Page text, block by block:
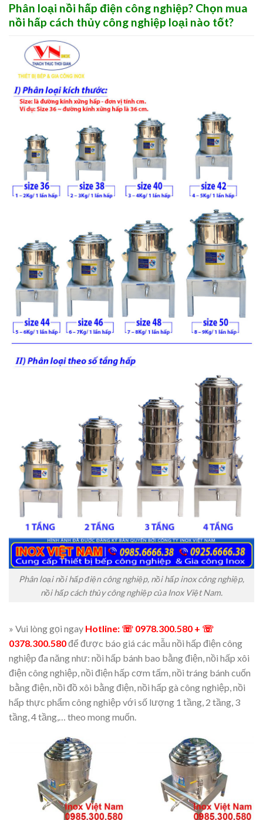
Phân loại nồi hấp điện công nghiệp? Chọn mua
nồi hấp cách thủy công nghiệp loại nào tốt?
Phân loại nồi hấp điện công nghiệp, nồi hấp inox công nghiệp,
nồi hấp cách thủy công nghiệp của Inox Việt Nam.
» Vui lòng gọi ngay Hotline: ☏ 0978.300.580 + ☏
0378.300.580để được báo giá các mẫu nồi hấp điện công
nghiệp đa năng như: nồi hấp bánh bao bằng điện, nồi hấp xôi
điện công nghiệp, nồi điện hấp cơm tấm, nồi tráng bánh cuốn
bằng điện, nồi đồ xôi bằng điện, nồi hấp gà công nghiệp, nồi
hấp thực phẩm công nghiệp với số lượng 1 tầng, 2 tầng, 3
tầng, 4 tầng,… theo mong muốn.